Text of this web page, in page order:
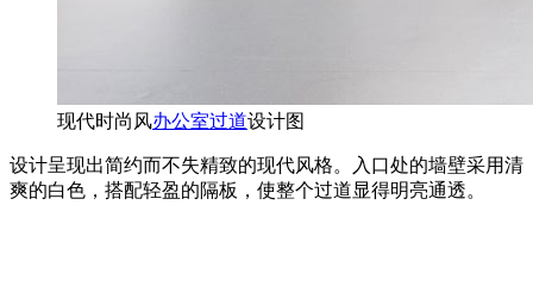
现代时尚风办公室过道设计图
设计呈现出简约而不失精致的现代风格。入口处的墙壁采用清
爽的白色，搭配轻盈的隔板，使整个过道显得明亮通透。